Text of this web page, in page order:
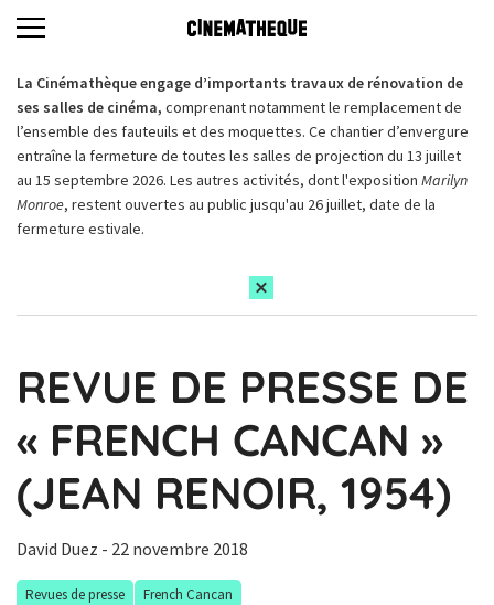
La Cinémathèque engage d’importants travaux de rénovation de
ses salles de cinéma, comprenant notamment le remplacement de
l’ensemble des fauteuils et des moquettes. Ce chantier d’envergure
entraîne la fermeture de toutes les salles de projection du 13 juillet
au 15 septembre 2026. Les autres activités, dont l'exposition Marilyn
Monroe, restent ouvertes au public jusqu'au 26 juillet, date de la
fermeture estivale.
REVUE DE PRESSE DE
« FRENCH CANCAN »
(JEAN RENOIR, 1954)
David Duez - 22 novembre 2018
Revues de presse French Cancan